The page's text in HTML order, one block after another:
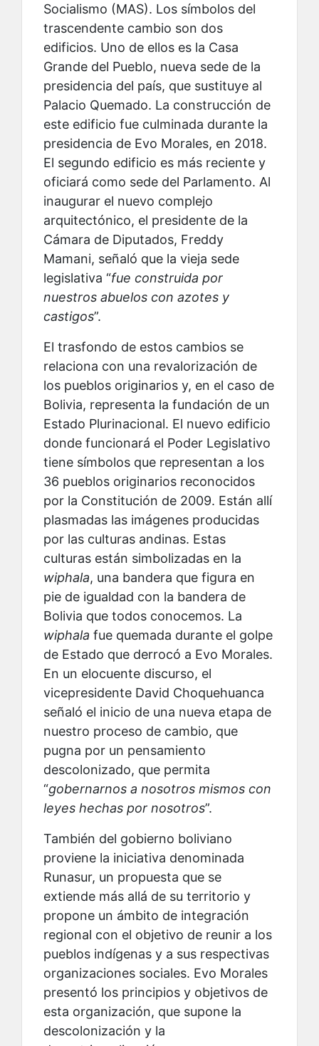
Socialismo (MAS). Los símbolos del
trascendente cambio son dos
edificios. Uno de ellos es la Casa
Grande del Pueblo, nueva sede de la
presidencia del país, que sustituye al
Palacio Quemado. La construcción de
este edificio fue culminada durante la
presidencia de Evo Morales, en 2018.
El segundo edificio es más reciente y
oficiará como sede del Parlamento. Al
inaugurar el nuevo complejo
arquitectónico, el presidente de la
Cámara de Diputados, Freddy
Mamani, señaló que la vieja sede
legislativa “fue construida por
nuestros abuelos con azotes y
castigos”.
El trasfondo de estos cambios se
relaciona con una revalorización de
los pueblos originarios y, en el caso de
Bolivia, representa la fundación de un
Estado Plurinacional. El nuevo edificio
donde funcionará el Poder Legislativo
tiene símbolos que representan a los
36 pueblos originarios reconocidos
por la Constitución de 2009. Están allí
plasmadas las imágenes producidas
por las culturas andinas. Estas
culturas están simbolizadas en la
wiphala, una bandera que figura en
pie de igualdad con la bandera de
Bolivia que todos conocemos. La
wiphala fue quemada durante el golpe
de Estado que derrocó a Evo Morales.
En un elocuente discurso, el
vicepresidente David Choquehuanca
señaló el inicio de una nueva etapa de
nuestro proceso de cambio, que
pugna por un pensamiento
descolonizado, que permita
“gobernarnos a nosotros mismos con
leyes hechas por nosotros”.
También del gobierno boliviano
proviene la iniciativa denominada
Runasur, un propuesta que se
extiende más allá de su territorio y
propone un ámbito de integración
regional con el objetivo de reunir a los
pueblos indígenas y a sus respectivas
organizaciones sociales. Evo Morales
presentó los principios y objetivos de
esta organización, que supone la
descolonización y la